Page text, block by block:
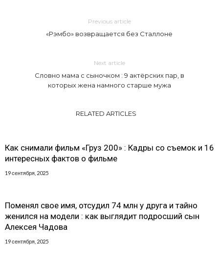
Previous article
«Рэмбо» возвращается без Сталлоне
Next article
Словно мама с сыночком : 9 актёрских пар, в
которых жена намного старше мужа
RELATED ARTICLES
Как снимали фильм «Груз 200» : Кадры со съемок и 16
интересных фактов о фильме
19 сентября, 2025
Поменял свое имя, отсудил 74 млн у друга и тайно
женился на модели : как выглядит подросший сын
Алексея Чадова
19 сентября, 2025